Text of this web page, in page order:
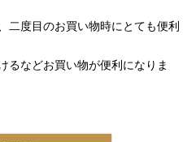
二度目のお買い物時にとても便利
るなどお買い物が便利になりま